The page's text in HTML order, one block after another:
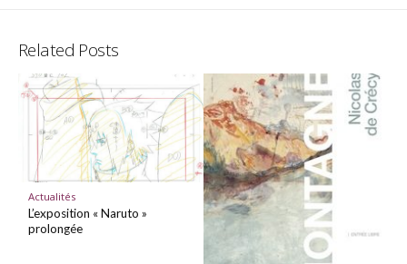
Related Posts
Actualités
L’exposition « Naruto »
prolongée